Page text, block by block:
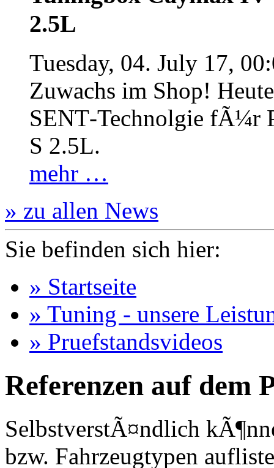
2.5L
Tuesday, 04. July 17,
Zuwachs im Shop!
SENT‐Technolgie fÃ¼r
S 2.5L.
mehr …
» zu allen News
Sie befinden sich hier:
» Startseite
» Tuning - unsere
» Pruefstandsvideos
Referenzen auf dem
SelbstverstÃ¤ndlich
bzw. Fahrzeugtypen